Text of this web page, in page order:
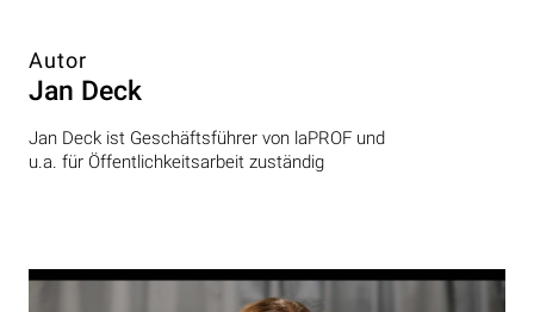
Autor
Jan Deck
Jan Deck ist Geschäftsführer von laPROF und
u.a. für Öffentlichkeitsarbeit zuständig